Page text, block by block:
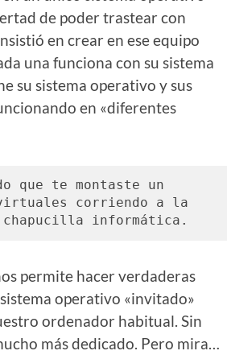
de poder trastear con
en crear en ese equipo
una funciona con su sistema
su sistema operativo y sus
en «diferentes
corriendo a la
chapucilla informática.
permite hacer verdaderas
operativo «invitado»
ordenador habitual. Sin
más dedicado. Pero mira…